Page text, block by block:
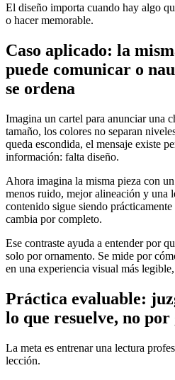
El diseño importa cuando hay algo
o hacer memorable.
Caso aplicado: la
puede comunicar o
se ordena
Imagina un cartel para anunciar una
tamaño, los colores no separan
queda escondida, el mensaje existe
información: falta diseño.
Ahora imagina la misma pieza con
menos ruido, mejor alineación y una
contenido sigue siendo
cambia por completo.
Ese contraste ayuda a entender por
solo por ornamento. Se mide por
en una experiencia visual más
Práctica evaluable:
lo que resuelve, no por
La meta es entrenar una lectura
lección.